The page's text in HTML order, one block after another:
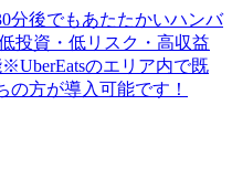
分後でもあたたかいハンバ
投資・低リスク・高収益
のエリア内で既
方が導入可能です！